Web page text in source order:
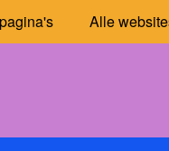
Alle